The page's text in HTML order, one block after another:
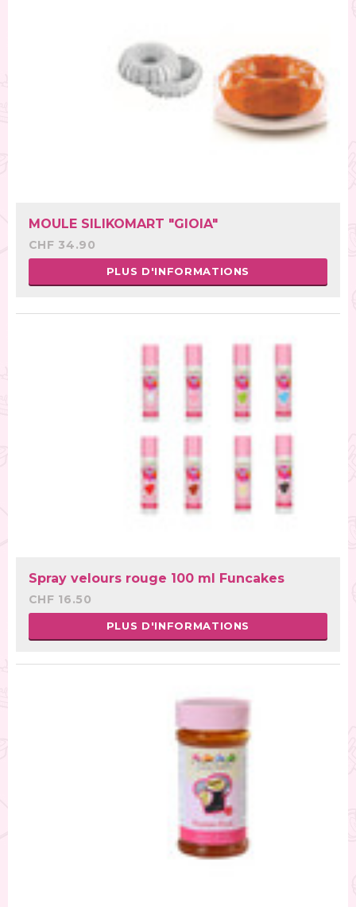
MOULE SILIKOMART "GIOIA"
CHF 34.90
PLUS D'INFORMATIONS
Spray velours rouge 100 ml Funcakes
CHF 16.50
PLUS D'INFORMATIONS